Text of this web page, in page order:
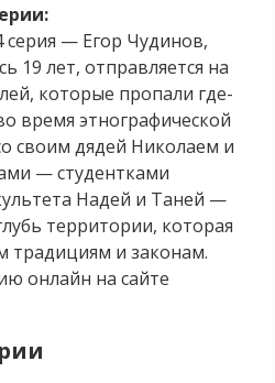
серия — Егор Чудинов,
19 лет, отправляется на
которые пропали где-
время этнографической
своим дядей Николаем и
— студентками
Надей и Таней —
территории, которая
традициям и законам.
онлайн на сайте